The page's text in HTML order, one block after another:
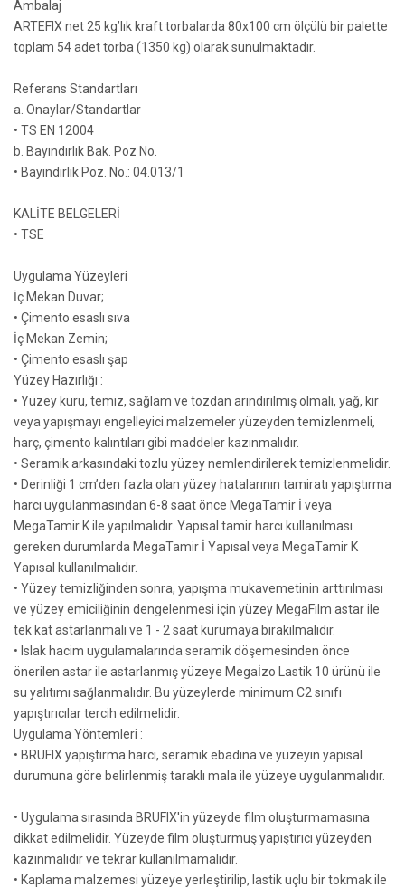
Ambalaj
ARTEFIX net 25 kg’lık kraft torbalarda 80x100 cm ölçülü bir palette
toplam 54 adet torba (1350 kg) olarak sunulmaktadır.
Referans Standartları
a. Onaylar/Standartlar
• TS EN 12004
b. Bayındırlık Bak. Poz No.
• Bayındırlık Poz. No.: 04.013/1
KALİTE BELGELERİ
• TSE
Uygulama Yüzeyleri
İç Mekan Duvar;
• Çimento esaslı sıva
İç Mekan Zemin;
• Çimento esaslı şap
Yüzey Hazırlığı :
• Yüzey kuru, temiz, sağlam ve tozdan arındırılmış olmalı, yağ, kir
veya yapışmayı engelleyici malzemeler yüzeyden temizlenmeli,
harç, çimento kalıntıları gibi maddeler kazınmalıdır.
• Seramik arkasındaki tozlu yüzey nemlendirilerek temizlenmelidir.
• Derinliği 1 cm’den fazla olan yüzey hatalarının tamiratı yapıştırma
harcı uygulanmasından 6-8 saat önce MegaTamir İ veya
MegaTamir K ile yapılmalıdır. Yapısal tamir harcı kullanılması
gereken durumlarda MegaTamir İ Yapısal veya MegaTamir K
Yapısal kullanılmalıdır.
• Yüzey temizliğinden sonra, yapışma mukavemetinin arttırılması
ve yüzey emiciliğinin dengelenmesi için yüzey MegaFilm astar ile
tek kat astarlanmalı ve 1 - 2 saat kurumaya bırakılmalıdır.
• Islak hacim uygulamalarında seramik döşemesinden önce
önerilen astar ile astarlanmış yüzeye Megaİzo Lastik 10 ürünü ile
su yalıtımı sağlanmalıdır. Bu yüzeylerde minimum C2 sınıfı
yapıştırıcılar tercih edilmelidir.
Uygulama Yöntemleri :
• BRUFIX yapıştırma harcı, seramik ebadına ve yüzeyin yapısal
durumuna göre belirlenmiş taraklı mala ile yüzeye uygulanmalıdır.
• Uygulama sırasında BRUFIX'in yüzeyde film oluşturmamasına
dikkat edilmelidir. Yüzeyde film oluşturmuş yapıştırıcı yüzeyden
kazınmalıdır ve tekrar kullanılmamalıdır.
• Kaplama malzemesi yüzeye yerleştirilip, lastik uçlu bir tokmak ile